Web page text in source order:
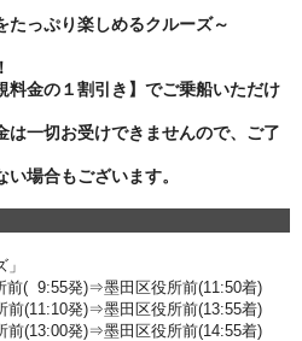
たっぷり楽しめるクルーズ～
料金の１割引き】でご乗船いただけ
一切お受けできませんので、ご了
場合もございます。
発)⇒墨田区役所前(11:50着)
発)⇒墨田区役所前(13:55着)
発)⇒墨田区役所前(14:55着)